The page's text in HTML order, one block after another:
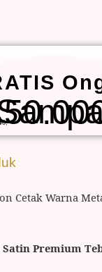
Cetak Warna
Premium